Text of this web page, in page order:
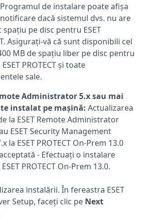
Programul de instalare poate afișa
dacă sistemul dvs. nu are
pe disc pentru ESET
Asigurați-vă că sunt disponibili cel
MB de spațiu liber pe disc pentru
PROTECT și toate
sale.
Administrator 5.x sau mai
instalat pe mașină: Actualizarea
la ESET Remote Administrator
ESET Security Management
la ESET PROTECT On-Prem 13.0
- Efectuați o instalare
PROTECT On-Prem 13.0.
instalării. În fereastra ESET
Setup, faceți clic pe Next